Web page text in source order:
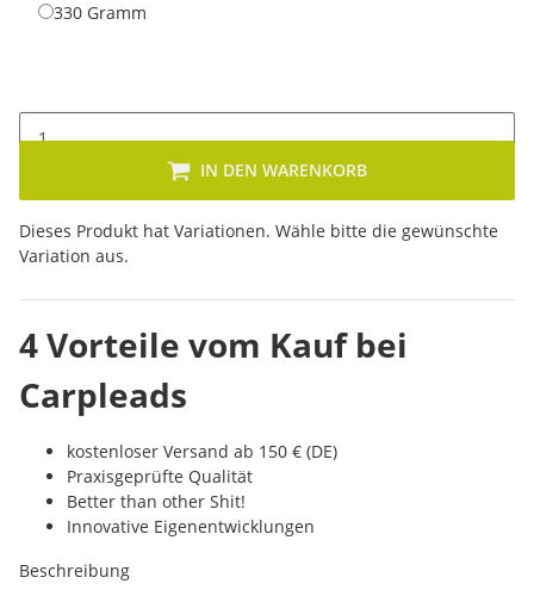
330 Gramm
IN DEN WARENKORB
x
Dieses Produkt hat Variationen. Wähle bitte die gewünschte
Variation aus.
4 Vorteile vom Kauf bei
Carpleads
kostenloser Versand ab 150 € (DE)
Praxisgeprüfte Qualität
Better than other Shit!
Innovative Eigenentwicklungen
Beschreibung